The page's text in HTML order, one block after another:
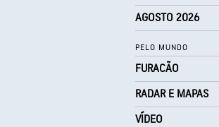
AGOSTO 2026
PELO MUNDO
FURACÃO
RADAR E MAPAS
VÍDEO